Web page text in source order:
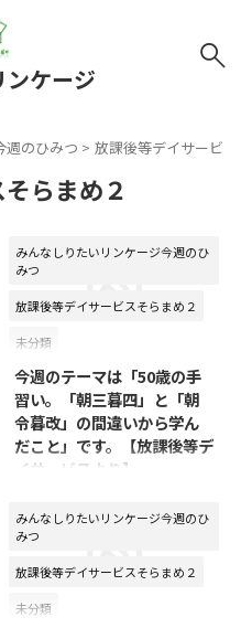
ンケージ
週のひみつ > 放課後等デイサービ
らまめ２
みんなしりたいリンケージ今週のひ
みつ
放課後等デイサービスそらまめ２
未分類
今週のテーマは「50歳の手
習い。「朝三暮四」と「朝
令暮改」の間違いから学ん
だこと」です。【放課後等デ
イサービスより】
みんな知りたいリンケージ今週の
ひみつ ～放課後等デイサービス
より～ 今週のテーマは「50歳の
改」の間違いから学んだこと」で
みんなしりたいリンケージ今週のひ
みつ
放課後等デイサービスそらまめ２
未分類